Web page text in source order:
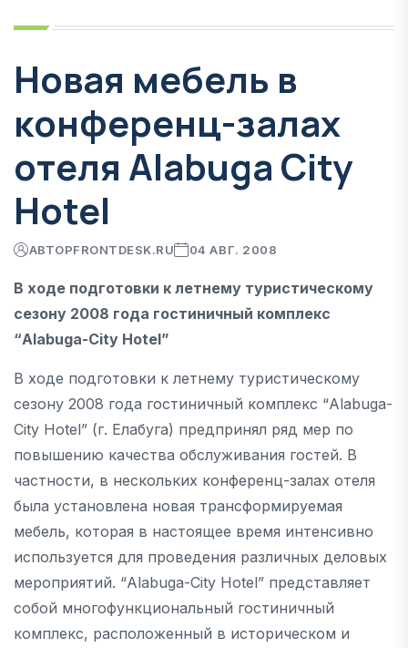
Новая мебель в
конференц-залах
отеля Alabuga City
Hotel
АВТОРFRONTDESK.RU 04 АВГ. 2008
В ходе подготовки к летнему туристическому
сезону 2008 года гостиничный комплекс
“Alabuga-City Hotel”
В ходе подготовки к летнему туристическому
сезону 2008 года гостиничный комплекс “Alabuga-
City Hotel” (г. Елабуга) предпринял ряд мер по
повышению качества обслуживания гостей. В
частности, в нескольких конференц-залах отеля
была установлена новая трансформируемая
мебель, которая в настоящее время интенсивно
используется для проведения различных деловых
мероприятий. “Alabuga-City Hotel” представляет
собой многофункциональный гостиничный
комплекс, расположенный в историческом и